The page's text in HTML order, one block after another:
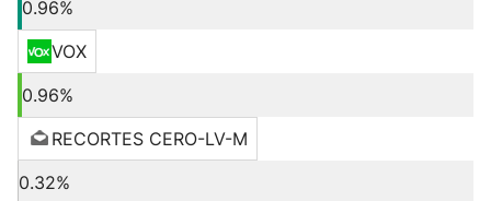
0.96%
VOX
0.96%
RECORTES CERO-LV-M
0.32%